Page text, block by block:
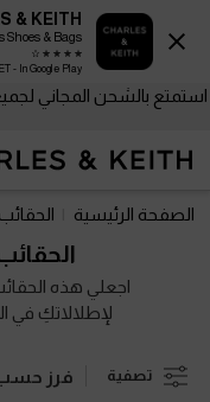
الصفحة الرئيسية
الحقائب
اجعلي هذه
لإطلالاتكِ في
السادل، التوت
تصفية فرز
& KEITH
Shoes & Bags
- In Google Play